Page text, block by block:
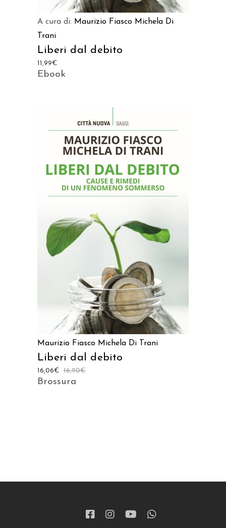
A cura di: Maurizio Fiasco Michela Di
Trani
Liberi dal debito
11,99€
Ebook
AGGIUNGI AL CARRELLO
Maurizio Fiasco Michela Di Trani
Liberi dal debito
16,90€
16,06€
Brossura